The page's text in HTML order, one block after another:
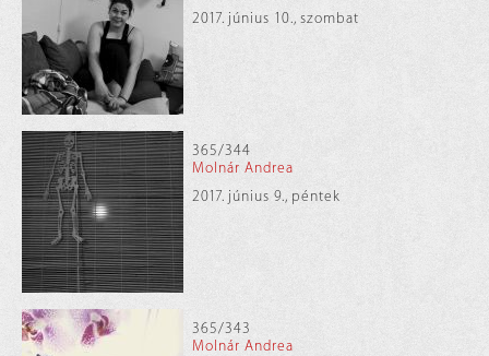
2017. június 10., szombat
365/344
Molnár Andrea
2017. június 9., péntek
365/343
Molnár Andrea